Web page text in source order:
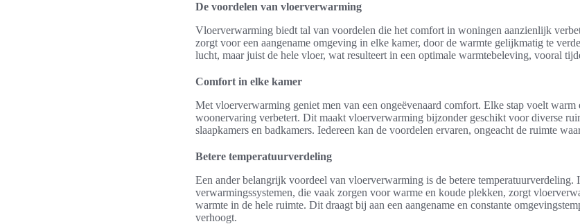
De voordelen van vloerverwarming
Vloerverwarming biedt tal van voordelen die het comfort in woningen aanzienlijk
zorgt voor een aangename omgeving in elke kamer, door de warmte gelijkmatig te
lucht, maar juist de hele vloer, wat resulteert in een optimale warmtebeleving, vooral
Comfort in elke kamer
Met vloerverwarming geniet men van een ongeëvenaard comfort. Elke stap voelt warm
woonervaring verbetert. Dit maakt vloerverwarming bijzonder geschikt voor diverse
slaapkamers en badkamers. Iedereen kan de voordelen ervaren, ongeacht de ruimte
Betere temperatuurverdeling
Een ander belangrijk voordeel van vloerverwarming is de betere temperatuurverdeling.
verwarmingssystemen, die vaak zorgen voor warme en koude plekken, zorgt
warmte in de hele ruimte. Dit draagt bij aan een aangename en constante
verhoogt.